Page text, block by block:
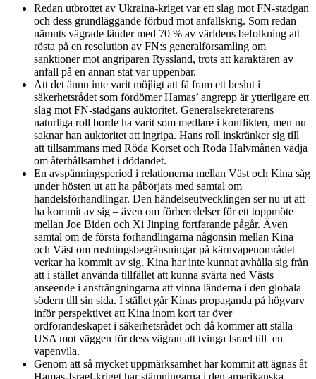
Redan utbrottet av Ukraina-kriget var ett slag mot FN-stadgan
och dess grundläggande förbud mot anfallskrig. Som redan
nämnts vägrade länder med 70 % av världens befolkning att
rösta på en resolution av FN:s generalförsamling om
sanktioner mot angriparen Ryssland, trots att karaktären av
anfall på en annan stat var uppenbar.
Att det ännu inte varit möjligt att få fram ett beslut i
säkerhetsrådet som fördömer Hamas’ angrepp är ytterligare ett
slag mot FN-stadgans auktoritet. Generalsekreterarens
naturliga roll borde ha varit som medlare i konflikten, men nu
saknar han auktoritet att ingripa. Hans roll inskränker sig till
att tillsammans med Röda Korset och Röda Halvmånen vädja
om återhållsamhet i dödandet.
En avspänningsperiod i relationerna mellan Väst och Kina såg
under hösten ut att ha påbörjats med samtal om
handelsförhandlingar. Den händelseutvecklingen ser nu ut att
ha kommit av sig – även om förberedelser för ett toppmöte
mellan Joe Biden och Xi Jinping fortfarande pågår. Även
samtal om de första förhandlingarna någonsin mellan Kina
och Väst om rustningsbegränsningar på kärnvapenområdet
verkar ha kommit av sig. Kina har inte kunnat avhålla sig från
att i stället använda tillfället att kunna svärta ned Västs
anseende i ansträngningarna att vinna länderna i den globala
södern till sin sida. I stället går Kinas propaganda på högvarv
inför perspektivet att Kina inom kort tar över
ordförandeskapet i säkerhetsrådet och då kommer att ställa
USA mot väggen för dess vägran att tvinga Israel till en
vapenvila.
Genom att så mycket uppmärksamhet har kommit att ägnas åt